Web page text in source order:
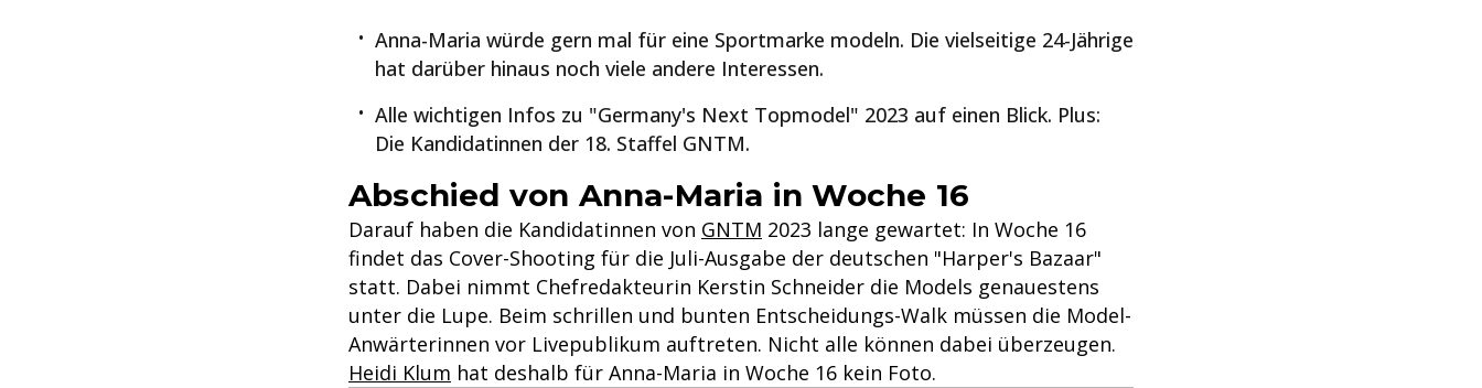
Anna-Maria würde gern mal für eine Sportmarke modeln. Die vielseitige 24-Jährige
hat darüber hinaus noch viele andere Interessen.
Alle wichtigen Infos zu "Germany's Next Topmodel" 2023 auf einen Blick. Plus:
Die Kandidatinnen der 18. Staffel GNTM.
Abschied von Anna-Maria in Woche 16
Darauf haben die Kandidatinnen von GNTM 2023 lange gewartet: In Woche 16
findet das Cover-Shooting für die Juli-Ausgabe der deutschen "Harper's Bazaar"
statt. Dabei nimmt Chefredakteurin Kerstin Schneider die Models genauestens
unter die Lupe. Beim schrillen und bunten Entscheidungs-Walk müssen die Model-
Anwärterinnen vor Livepublikum auftreten. Nicht alle können dabei überzeugen.
Heidi Klum hat deshalb für Anna-Maria in Woche 16 kein Foto.